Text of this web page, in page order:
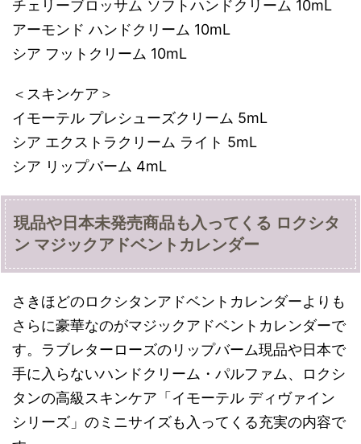
チェリーブロッサム ソフトハンドクリーム 10mL
アーモンド ハンドクリーム 10mL
シア フットクリーム 10mL
＜スキンケア＞
イモーテル プレシューズクリーム 5mL
シア エクストラクリーム ライト 5mL
シア リップバーム 4mL
現品や日本未発売商品も入ってくる ロクシタ
ン マジックアドベントカレンダー
さきほどのロクシタンアドベントカレンダーよりも
さらに豪華なのがマジックアドベントカレンダーで
す。ラブレターローズのリップバーム現品や日本で
手に入らないハンドクリーム・パルファム、ロクシ
タンの高級スキンケア「イモーテル ディヴァイン
シリーズ」のミニサイズも入ってくる充実の内容で